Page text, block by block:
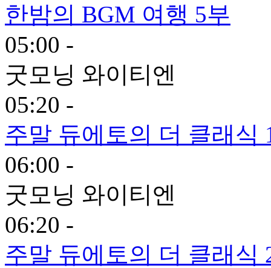
한밤의 BGM 여행 5부
05:00 -
굿모닝 와이티엔
05:20 -
주말 듀에토의 더 클래식
06:00 -
굿모닝 와이티엔
06:20 -
주말 듀에토의 더 클래식